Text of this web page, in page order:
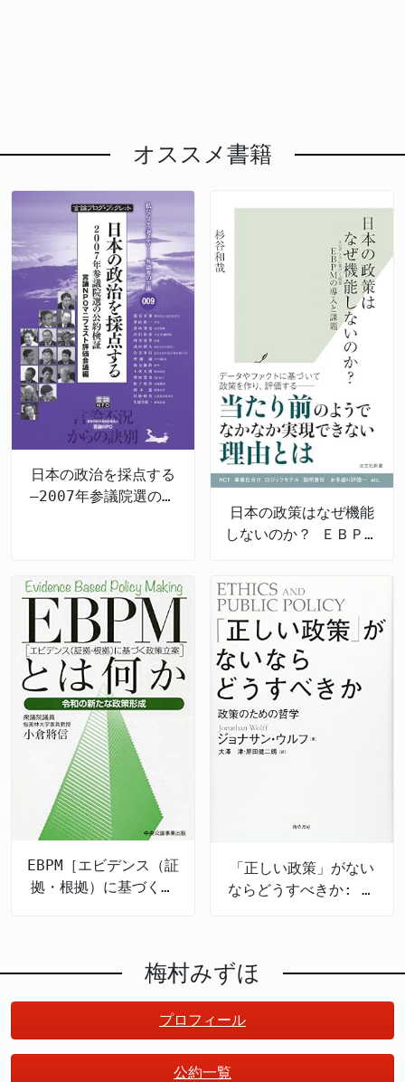
オススメ書籍
日本の政治を採点する
―2007年参議院選の公
日本の政策はなぜ機能
しないのか？ ＥＢＰＭ
EBPM［エビデンス（証
拠・根拠）に基づく政
「正しい政策」がない
ならどうすべきか: 政
梅村みずほ
プロフィール
公約一覧